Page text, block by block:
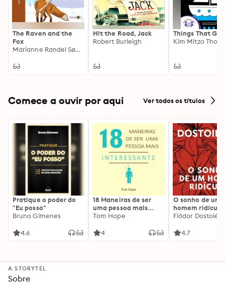
The Raven and the
Fox
Marianne Randel Søndergaard
Hit the Road, Jack
Robert Burleigh
Things That GO!
Comece a ouvir por aqui Ver todos os títulos
Pratique o poder do
"Eu posso"
Bruno Gimenes
4.6
18 Maneiras de ser
uma pessoa mais
interessante
Tom Hope
4
O sonho de um
homem ridículo
Fiódor
4.7
A STORYTEL
Sobre